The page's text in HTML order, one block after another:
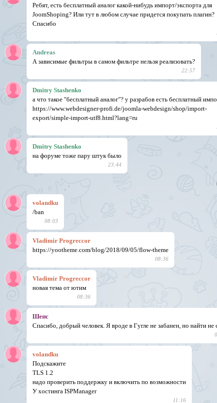
Ребят, есть бесплатный аналог какой-нибудь импорт/экспорта для
JoomShoping? Или тут в любом случае придется покупать плагин?
Спасибо
Andreas
А зависимые фильтры в самом фильтре нельзя реализовать?
22:57
Dmitry Stashenko
а что такое "бесплатный аналог"? у разрабов есть бесплатный
https://www.webdesigner-profi.de/joomla-webdesign/shop/import-
export/simple-import-utf8.html?lang=ru
Dmitry Stashenko
на форуме тоже пару штук было
23:44
volandku
/ban
08:03
Vladimir Progreccor
https://yootheme.com/blog/2018/09/05/flow-theme
08:36
Vladimir Progreccor
новая тема от ютим
08:36
Шепс
Спасибо, добрый человек. Я вроде в Гугле не забанен, но найти не
volandku
Подскажите
TLS 1.2
надо проверить поддержку и включить по возможности
У хостинга ISPManager
11:16